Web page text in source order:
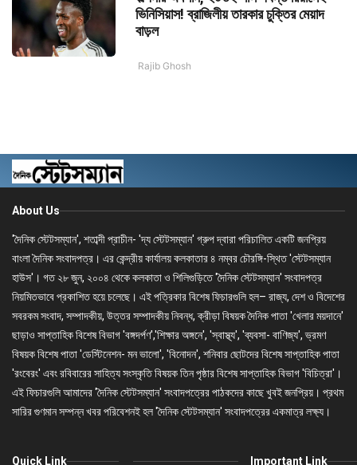
ভিনিসিয়াস! ব্রাজিলীয় তারকার চুক্তির মেয়াদ
বাড়ল
Rajib Ghosh
About Us
'দৈনিক স্টেটসম্যান', শতাব্দী প্রাচীন- 'দ্য স্টেটসম্যান' গ্রুপ দ্বারা পরিচালিত একটি জনপ্রিয়
বাংলা দৈনিক সংবাদপত্র। এর কেন্দ্রীয় কার্যালয় কলকাতার ৪ নম্বর চৌরঙ্গি-স্থিত 'স্টেটসম্যান
হাউস'। গত ২৮ জুন, ২০০৪ থেকে কলকাতা ও শিলিগুড়িতে 'দৈনিক স্টেটসম্যান' সংবাদপত্র
নিয়মিতভাবে প্রকাশিত হয়ে চলেছে। এই পত্রিকার বিশেষ ফিচারগুলি হল– রাজ্য, দেশ ও বিদেশের
সবরকম সংবাদ, সম্পাদকীয়, উত্তর সম্পাদকীয় নিবন্ধ, ক্রীড়া বিষয়ক দৈনিক পাতা 'খেলার ময়দানে'
ছাড়াও সাপ্তাহিক বিশেষ বিভাগ 'বঙ্গদর্পণ','শিক্ষার অঙ্গনে', 'স্বাস্থ্য', 'ব্যবসা- বাণিজ্য', ভ্রমণ
বিষয়ক বিশেষ পাতা 'ডেস্টিনেশন- মন ভালো', 'বিনোদন', শনিবার ছোটদের বিশেষ সাপ্তাহিক পাতা
'রংবেরং' এবং রবিবারের সাহিত্য সংস্কৃতি বিষয়ক তিন পৃষ্ঠার বিশেষ সাপ্তাহিক বিভাগ 'বিচিত্রা'।
এই ফিচারগুলি আমাদের 'দৈনিক স্টেটসম্যান' সংবাদপত্রের পাঠকদের কাছে খুবই জনপ্রিয়। প্রথম
সারির গুণমান সম্পন্ন খবর পরিবেশনই হল 'দৈনিক স্টেটসম্যান' সংবাদপত্রের একমাত্র লক্ষ্য।
Quick Link Important Link